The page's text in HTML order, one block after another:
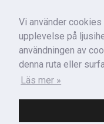
Vi använder
upplevelse på
användningen av
denna ruta eller
Läs mer »
Nyhetsbrev